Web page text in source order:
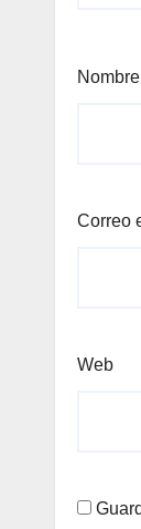
Nombre
Correo
Web